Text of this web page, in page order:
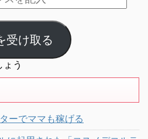
受け取る
う
ーでママも稼げる